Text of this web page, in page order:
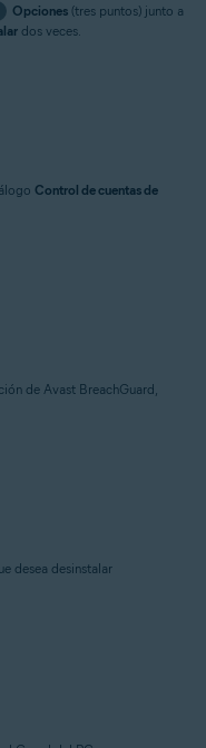
Opciones(tres puntos) junto a
dos veces.
Control de cuentas de
de Avast BreachGuard,
desea desinstalar